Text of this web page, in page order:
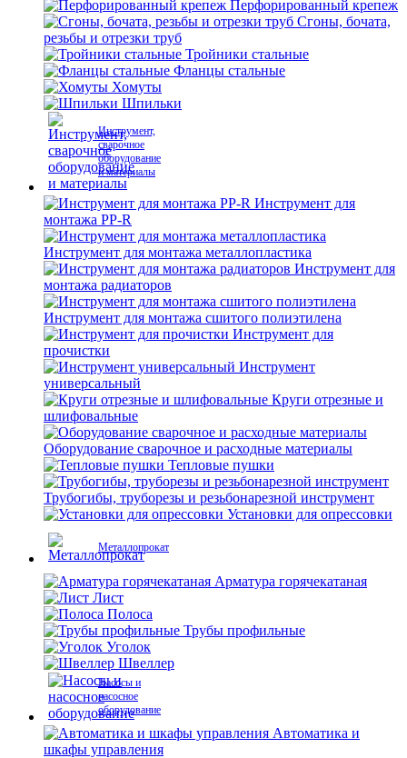
Перфорированный крепеж
Сгоны, бочата,
резьбы и отрезки труб
Тройники стальные
Фланцы стальные
Хомуты
Шпильки
Инструмент,
сварочное
оборудование
и материалы
Инструмент для
монтажа PP-R
Инструмент для монтажа металлопластика
Инструмент для
монтажа радиаторов
Инструмент для монтажа сшитого полиэтилена
Инструмент для
прочистки
Инструмент
универсальный
Круги отрезные и
шлифовальные
Оборудование сварочное и расходные материалы
Тепловые пушки
Трубогибы, труборезы и резьбонарезной инструмент
Установки для опрессовки
Металлопрокат
Арматура горячекатаная
Лист
Полоса
Трубы профильные
Уголок
Швеллер
Насосы и
насосное
оборудование
Автоматика и
шкафы управления